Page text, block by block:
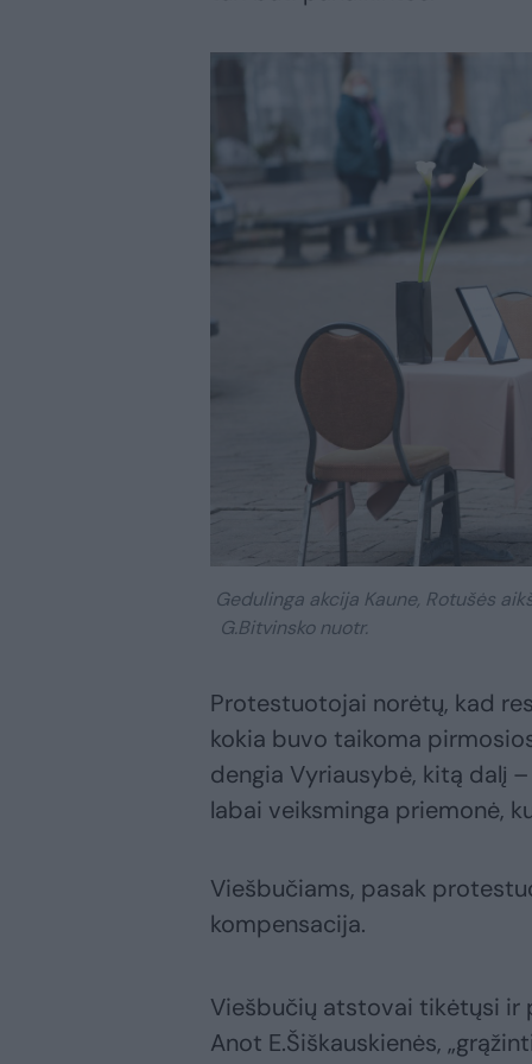
Gedulinga akcija Kaune, Rotušės
G.Bitvinsko nuotr.
Protestuotojai norėtų, kad
kokia buvo taikoma
dengia Vyriausybė, kitą dalį
labai veiksminga priemonė,
Viešbučiams, pasak
kompensacija.
Viešbučių atstovai tikėtųsi ir
Anot E.Šiškauskienės,